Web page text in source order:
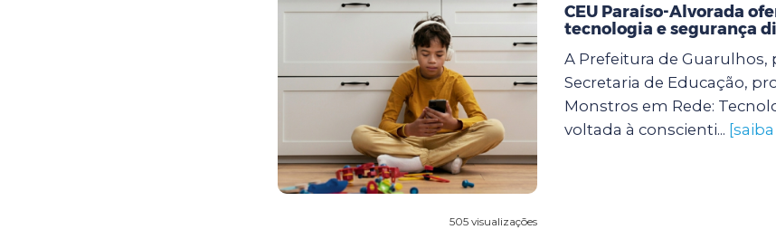
505 visualizações
CEU Paraíso-Alvorada
tecnologia e segurança
A Prefeitura de Guarulhos,
Secretaria de Educação,
Monstros em Rede:
voltada à conscienti...